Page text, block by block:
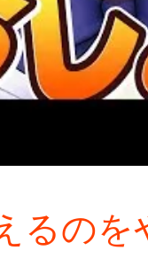
るの